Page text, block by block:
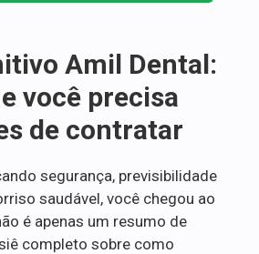
Amil Dental:
você precisa
de contratar
segurança, previsibilidade
saudável, você chegou ao
é apenas um resumo de
completo sobre como